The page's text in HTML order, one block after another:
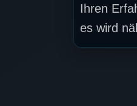
Ihren
es wird